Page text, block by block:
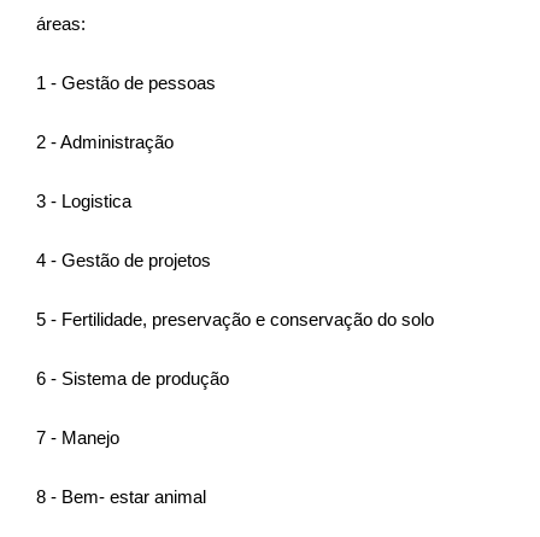
áreas:
1 - Gestão de pessoas
2 - Administração
3 - Logistica
4 - Gestão de projetos
5 - Fertilidade, preservação e conservação do solo
6 - Sistema de produção
7 - Manejo
8 - Bem- estar animal